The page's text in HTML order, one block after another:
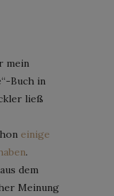
mein
Buch in
ließ
einige
.
dem
Meinung